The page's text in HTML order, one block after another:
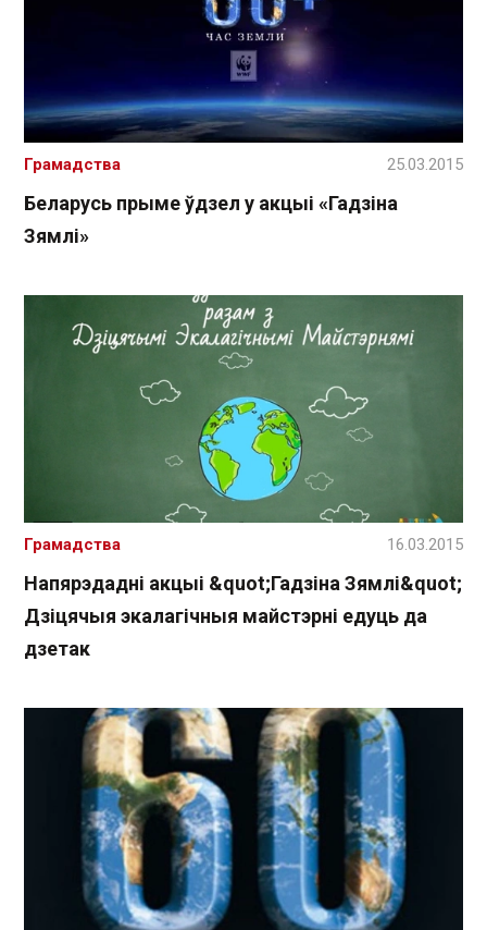
Беларусь прыме ўдзел у акцыі «Гадзіна
Зямлі»
Грамадства 25.03.2015
Напярэдадні акцыі &quot;Гадзіна Зямлі&quot;
Дзіцячыя экалагічныя майстэрні едуць да
дзетак
Грамадства 16.03.2015